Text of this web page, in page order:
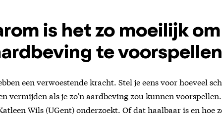
is het zo moeilijk
te
een verwoestende kracht. Stel je eens voor hoeveel
vermijden als je zo'n aardbeving zou kunnen
Wils (UGent) onderzoekt. Of dat haalbaar is en hoe